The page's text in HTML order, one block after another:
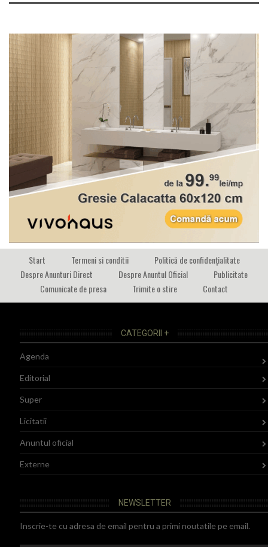
Start Termeni si conditii
Politică de confidențialitate
Despre Anunturi Direct
Despre Anuntul Oficial
Publicitate
Comunicate de presa
Trimite o stire Contact
CATEGORII +
Agenda
Editorial
Super
Licitatii
Anuntul oficial
Externe
NEWSLETTER
Inscrie-te cu adresa de email pentru a primi noutatile pe email.